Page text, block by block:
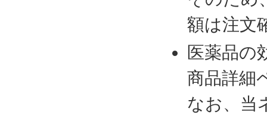
額は注文
医薬品の
商品詳細
なお、当